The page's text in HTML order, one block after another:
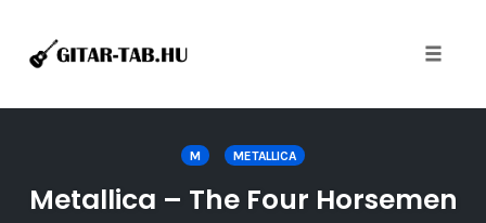
M METALLICA
Metallica – The Four Horsemen